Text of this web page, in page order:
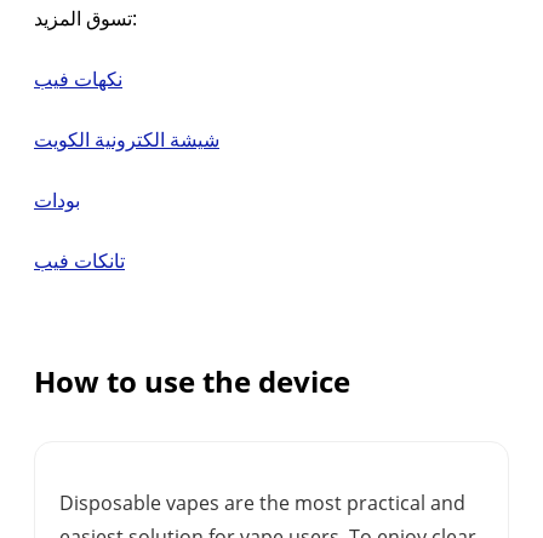
تسوق المزيد:
نكهات فيب
شيشة الكترونية الكويت
بودات
تانكات فيب
How to use the device
Disposable vapes are the most practical and